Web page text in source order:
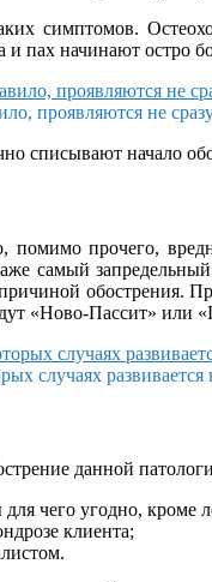
симптомов.
пах начинают остро
проявляются не
списывают начало
помимо прочего,
самый
обострения.
«Ново-Пассит» или
случаях развивается
данной
чего угодно, кроме
клиента;